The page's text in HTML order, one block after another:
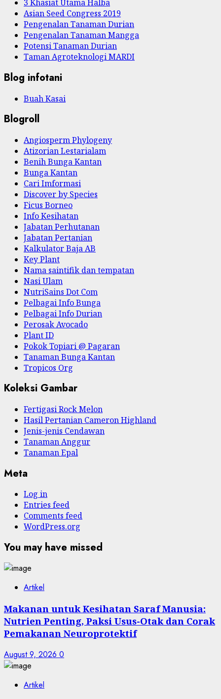
3 Khasiat Utama Halba
Asian Seed Congress 2019
Pengenalan Tanaman Durian
Pengenalan Tanaman Mangga
Potensi Tanaman Durian
Taman Agroteknologi MARDI
Blog infotani
Buah Kasai
Blogroll
Angiosperm Phylogeny
Atizorian Lestarialam
Benih Bunga Kantan
Bunga Kantan
Cari Imformasi
Discover by Species
Ficus Borneo
Info Kesihatan
Jabatan Perhutanan
Jabatan Pertanian
Kalkulator Baja AB
Key Plant
Nama saintifik dan tempatan
Nasi Ulam
NutriSains Dot Com
Pelbagai Info Bunga
Pelbagai Info Durian
Perosak Avocado
Plant ID
Pokok Topiari @ Pagaran
Tanaman Bunga Kantan
Tropicos Org
Koleksi Gambar
Fertigasi Rock Melon
Hasil Pertanian Cameron Highland
Jenis-jenis Cendawan
Tanaman Anggur
Tanaman Epal
Meta
Log in
Entries feed
Comments feed
WordPress.org
You may have missed
Artikel
Makanan untuk Kesihatan Saraf Manusia:
Nutrien Penting, Paksi Usus-Otak dan Corak
Pemakanan Neuroprotektif
August 9, 2026 0
Artikel